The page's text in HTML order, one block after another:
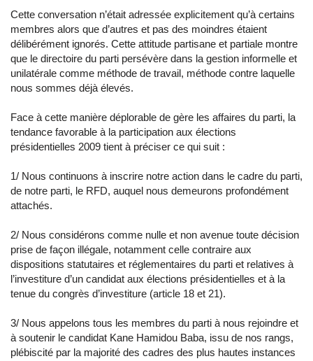
Cette conversation n’était adressée explicitement qu’à certains
membres alors que d’autres et pas des moindres étaient
délibérément ignorés. Cette attitude partisane et partiale montre
que le directoire du parti persévère dans la gestion informelle et
unilatérale comme méthode de travail, méthode contre laquelle
nous sommes déjà élevés.
Face à cette manière déplorable de gère les affaires du parti, la
tendance favorable à la participation aux élections
présidentielles 2009 tient à préciser ce qui suit :
1/ Nous continuons à inscrire notre action dans le cadre du parti,
de notre parti, le RFD, auquel nous demeurons profondément
attachés.
2/ Nous considérons comme nulle et non avenue toute décision
prise de façon illégale, notamment celle contraire aux
dispositions statutaires et réglementaires du parti et relatives à
l’investiture d’un candidat aux élections présidentielles et à la
tenue du congrès d’investiture (article 18 et 21).
3/ Nous appelons tous les membres du parti à nous rejoindre et
à soutenir le candidat Kane Hamidou Baba, issu de nos rangs,
plébiscité par la majorité des cadres des plus hautes instances